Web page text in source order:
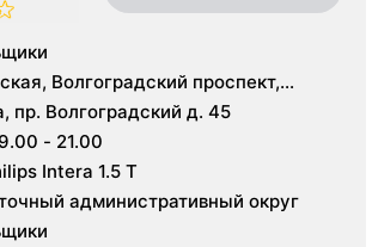
Волгоградский проспект,
пр. Волгоградский д. 45
9.00 - 21.00
Intera 1.5 T
административный округ